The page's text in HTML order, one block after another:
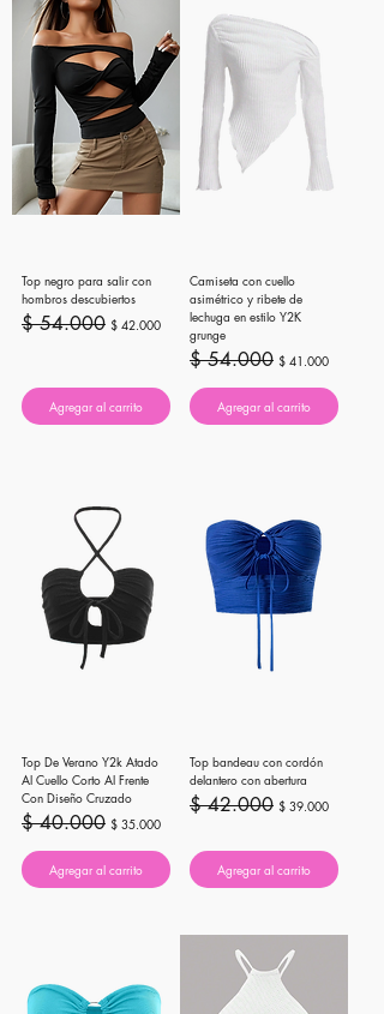
Top negro para salir con
hombros descubiertos
Precio
$ 54.000 Precio de oferta
$ 42.000
Agregar al carrito
Camiseta con cuello
asimétrico y ribete de
lechuga en estilo Y2K
grunge
Precio
$ 54.000 Precio de oferta
$ 41.000
Agregar al carrito
Top De Verano Y2k Atado
Al Cuello Corto Al Frente
Con Diseño Cruzado
Precio
$ 40.000 Precio de oferta
$ 35.000
Agregar al carrito
Top bandeau con cordón
delantero con abertura
Precio
$ 42.000 Precio de oferta
$ 39.000
Agregar al carrito